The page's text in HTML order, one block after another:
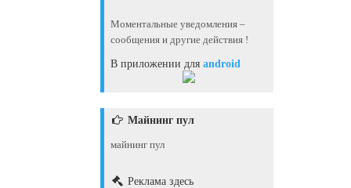
Моментальные уведомления –
сообщения и другие действия !
В приложении для android
Майнинг пул
майнинг пул
Реклама здесь